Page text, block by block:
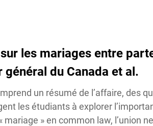
les mariages entre
du Canada et al.
un résumé de l’affaire, des
les étudiants à explorer
» en common law, l’union ne